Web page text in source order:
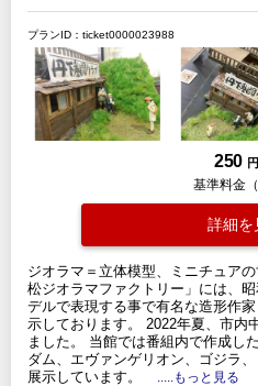
プランID：ticket0000023988
250
基準料金（
詳細を
ジオラマ＝立体模型、ミニチュア
松ジオラマファクトリー」には、
デルで表現する事で有名な造形作
示しております。 2022年夏、市内
ました。 当館では番組内で作成し
ダム、エヴァンゲリオン、ゴジラ
展示しています。
.....もっと見る